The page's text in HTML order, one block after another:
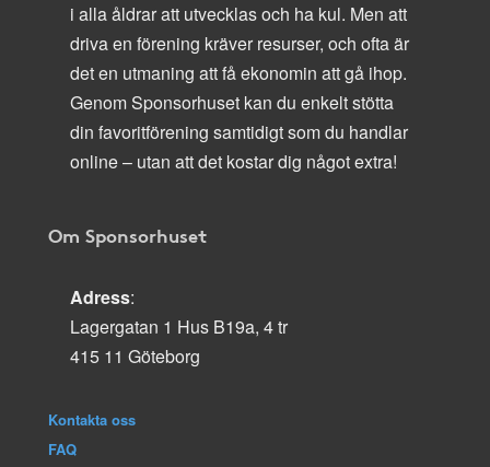
i alla åldrar att utvecklas och ha kul. Men att
driva en förening kräver resurser, och ofta är
det en utmaning att få ekonomin att gå ihop.
Genom Sponsorhuset kan du enkelt stötta
din favoritförening samtidigt som du handlar
online – utan att det kostar dig något extra!
Om Sponsorhuset
Adress:
Lagergatan 1 Hus B19a, 4 tr
415 11 Göteborg
Kontakta oss
FAQ